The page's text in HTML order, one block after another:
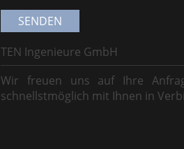
TEN Ingenieure GmbH
Wir freuen uns auf Ihre
schnellstmöglich mit Ihnen in